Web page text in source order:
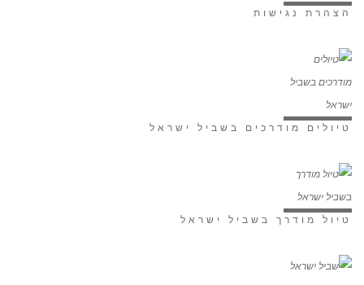
הצהרת נגישות
טיולים מודרכים בשביל ישראל
טיול מודרך בשביל ישראל